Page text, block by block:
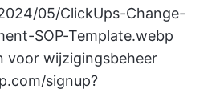
05/ClickUps-Change-
SOP-Template.webp
voor wijzigingsbeheer
signup?